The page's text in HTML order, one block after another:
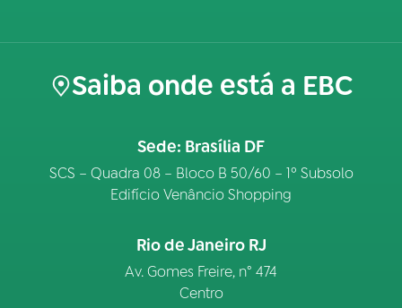
Saiba onde está a EBC
Sede: Brasília DF
SCS – Quadra 08 – Bloco B 50/60 – 1º Subsolo
Edifício Venâncio Shopping
Rio de Janeiro RJ
Av. Gomes Freire, n° 474
Centro